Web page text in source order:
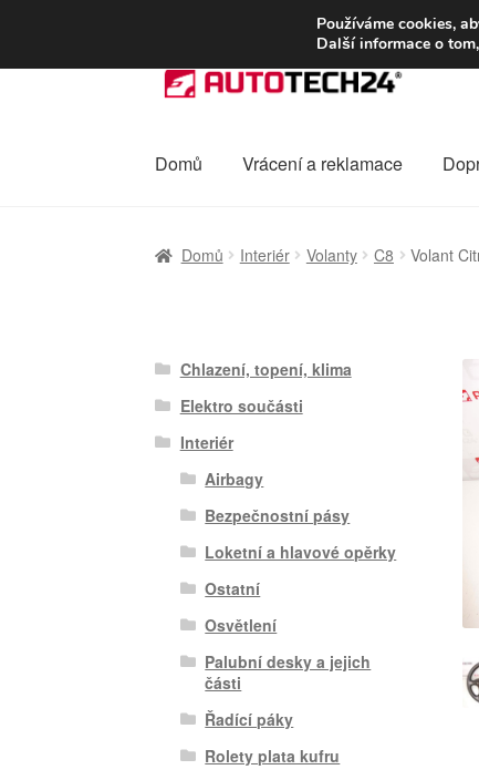
DOPRAVA od
Přeskočit
na
Přejít
webu
Domů Vrácení a reklamace
Domů Interiér Volanty C8 Volant
Chlazení, topení, klima
Elektro součásti
Interiér
Airbagy
Bezpečnostní pásy
Loketní a hlavové opěrky
Ostatní
Osvětlení
Palubní desky a jejich
části
Řadící páky
Rolety plata kufru
Používáme cookies,
Další informace o